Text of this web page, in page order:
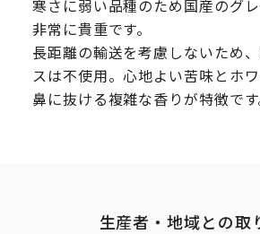
寒さに弱い品種のため国産のグ
非常に貴重です。
長距離の輸送を考慮しないため
スは不使用。心地よい苦味とホ
鼻に抜ける複雑な香りが特徴です
生産者・地域との取